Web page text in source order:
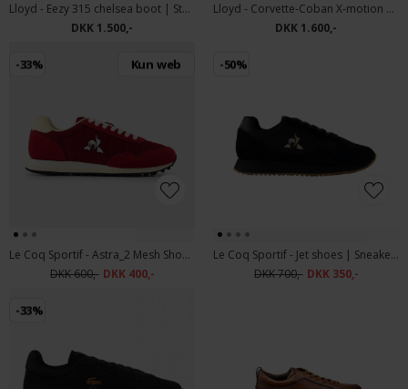
Lloyd - Eezy 315 chelsea boot | Støvle Black
DKK 1.500,-
Lloyd - Corvette-Coban X-motion 150 | Sko Brown
DKK 1.600,-
-33% Kun web
Le Coq Sportif - Astra_2 Mesh Shoes | Sneakers Rød
DKK 600,- DKK 400,-
-50%
Le Coq Sportif - Jet shoes | Sneakers Sort
DKK 700,- DKK 350,-
-33%